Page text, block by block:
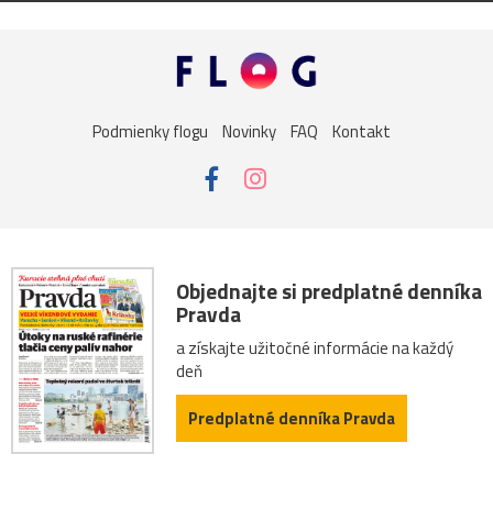
Podmienky flogu Novinky FAQ Kontakt
Objednajte si predplatné denníka
Pravda
a získajte užitočné informácie na každý
deň
Predplatné denníka Pravda